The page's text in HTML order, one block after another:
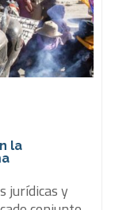
la
jurídicas y